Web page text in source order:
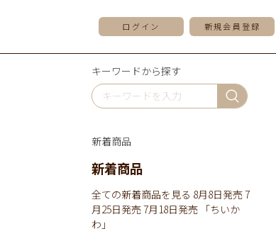
ログイン 新規会員登録
キーワードから探す
新着商品
新着商品
全ての新着商品を見る 8月8日発売7
月25日発売7月18日発売 「ちいか
わ」